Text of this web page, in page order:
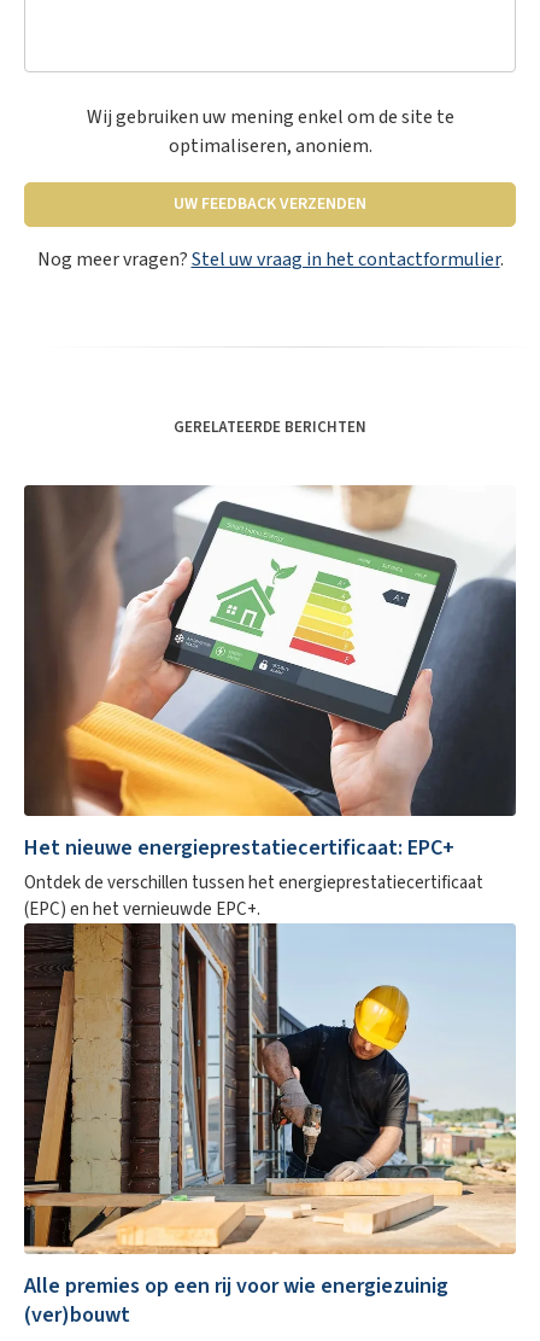
Wij gebruiken uw mening enkel om de site te
optimaliseren, anoniem.
UW FEEDBACK VERZENDEN
Nog meer vragen?Stel uw vraag in het contactformulier.
GERELATEERDE BERICHTEN
Het nieuwe energieprestatiecertificaat: EPC+
Ontdek de verschillen tussen het energieprestatiecertificaat
(EPC) en het vernieuwde EPC+.
Alle premies op een rij voor wie energiezuinig
(ver)bouwt